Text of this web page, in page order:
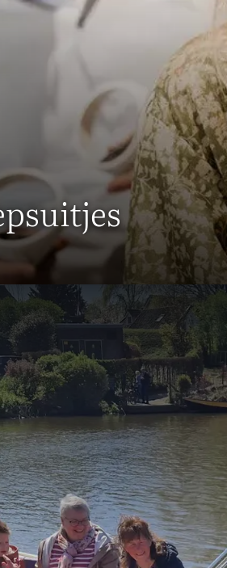
bij Van der
VRIJGEZELLENFEESTEN,
Onze groepsuitjes zijn
een bedrijfsuitje, teambuilding,
A15 zorgen we ervoor dat elk
lunch, borrel of diner in ons hotel
samenkomen, zowel in als
lunch, borrel of diner en laat ons
slag om een passend programma te